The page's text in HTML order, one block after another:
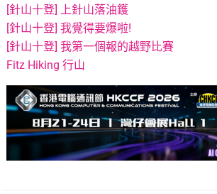
[針山十登] 上針山落油鑊
[針山十登] 我覺得要爆啦!
[針山十登] 我第一個報的越野比賽
Fitz Hiking 行山